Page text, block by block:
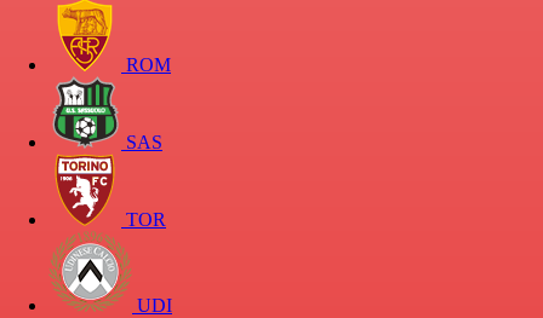
ROM
SAS
TOR
UDI